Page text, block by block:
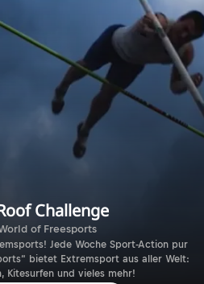
Challenge
of Freesports
Jede Woche Sport-Action pur
bietet Extremsport aus aller Welt:
Kitesurfen und vieles mehr!